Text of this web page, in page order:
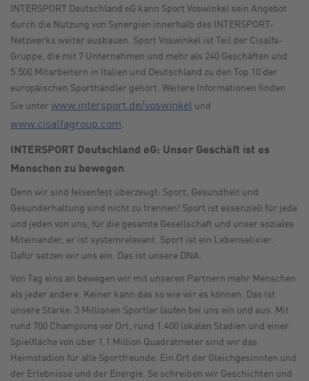
INTERSPORT Deutschland eG kann Sport Voswinkel sein Angebot
durch die Nutzung von Synergien innerhalb des INTERSPORT-
Netzwerks weiter ausbauen. Sport Voswinkel ist Teil der Cisalfa-
Gruppe, die mit 7 Unternehmen und mehr als 240 Geschäften und
5.500 Mitarbeitern in Italien und Deutschland zu den Top 10 der
europäischen Sporthändler gehört. Weitere Informationen finden
Sie unterwww.intersport.de/voswinkel und
www.cisalfagroup.com.
INTERSPORT Deutschland eG: Unser Geschäft ist es
Menschen zu bewegen
Denn wir sind felsenfest überzeugt: Sport, Gesundheit und
Gesunderhaltung sind nicht zu trennen! Sport ist essenziell für jede
und jeden von uns, für die gesamte Gesellschaft und unser soziales
Miteinander, er ist systemrelevant. Sport ist ein Lebenselixier.
Dafür setzen wir uns ein. Das ist unsere DNA.
Von Tag eins an bewegen wir mit unseren Partnern mehr Menschen
als jeder andere. Keiner kann das so wie wir es können. Das ist
unsere Stärke: 3 Millionen Sportler laufen bei uns ein und aus. Mit
rund 700 Champions vor Ort, rund 1.400 lokalen Stadien und einer
Spielfläche von über 1,1 Million Quadratmeter sind wir das
Heimstadion für alle Sportfreunde. Ein Ort der Gleichgesinnten und
der Erlebnisse und der Energie. So schreiben wir Geschichten und